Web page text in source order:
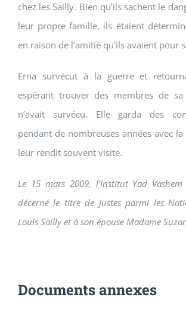
chez les Sailly. Bien qu’ils sachent le
leur propre famille, ils étaient
en raison de l’amitié qu’ils avaient pour
Erna survécut à la guerre et
espérant trouver des membres de
n’avait survécu. Elle garda des
pendant de nombreuses années avec
leur rendit souvent visite.
Le 15 mars 2009, l’Institut Yad
décerné le titre de Justes parmi les
Louis Sailly et à son épouse Madame
Documents annexes